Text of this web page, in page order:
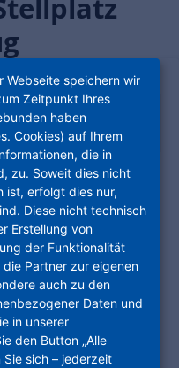
€
AUSSTATTUNG
Webseite speichern wir
Zeitpunkt Ihres
haben
Cookies) auf Ihrem
die in
zu. Soweit dies nicht
ist, erfolgt dies nur,
Diese nicht technisch
Erstellung von
der Funktionalität
Partner zur eigenen
auch zu den
Daten und
in unserer
den Button „Alle
sich – jederzeit